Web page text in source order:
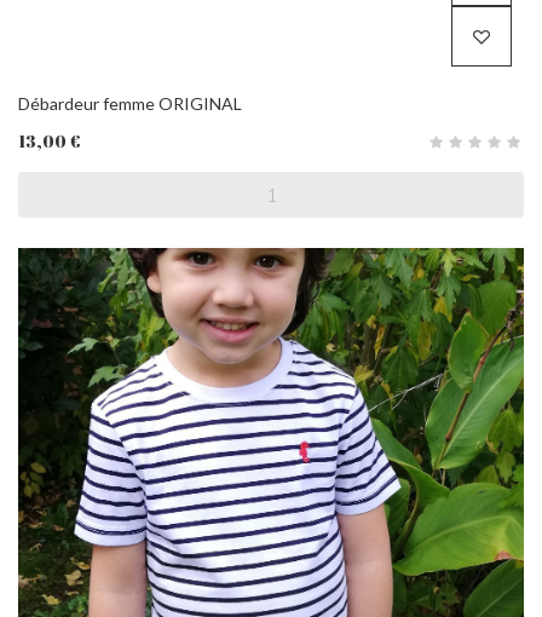
Débardeur femme ORIGINAL
13,00 €